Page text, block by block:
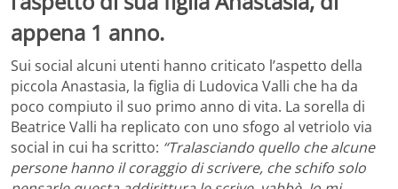
appena 1 anno.
Sui social alcuni utenti hanno criticato l’aspetto della
piccola Anastasia, la figlia di Ludovica Valli che ha da
poco compiuto il suo primo anno di vita. La sorella di
Beatrice Valli ha replicato con uno sfogo al vetriolo via
social in cui ha scritto: “Tralasciando quello che alcune
persone hanno il coraggio di scrivere, che schifo solo